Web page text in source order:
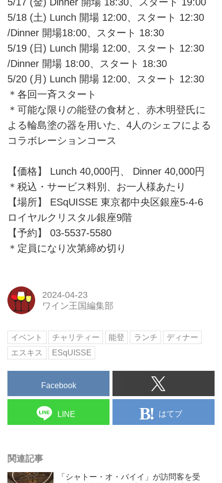
5/18 (土) Lunch 開場 12:00、スタート 12:30
/Dinner 開場18:00、スタート 18:30
5/19 (日) Lunch 開場 12:00、スタート 12:30
/Dinner 開場 18:00、スタート 18:30
5/20 (月) Lunch 開場 12:00、スタート 12:30
＊各回一斉スタート
＊可能な限りの能登の食材と、赤木明登氏に
よる輪島塗の器を用いた、4人のシェフによる
コラボレーションコース
【価格】 Lunch 40,000円、 Dinner 40,000円
＊税込・サービス料別、お一人様あたり
【場所】 ESqUISSE 東京都中央区銀座5-4-6
ロイヤルクリスタル銀座9階
【予約】 03-5537-5580
＊定員になり次第締め切り
2024-04-23
ワイン王国編集部
イベント チャリティー 能登 ランチ
ディナー
エスキス
ESqUISSE
Facebook
LINE はてブ
関連記事
「シャトー・オ・バイイ」が訪問客を受